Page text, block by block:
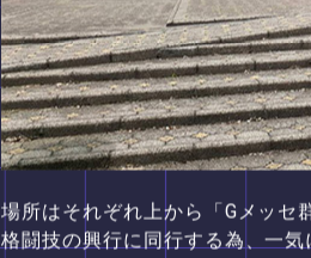
場所はそれぞれ上から「Gメッセ
格闘技の興行に同行する為、一